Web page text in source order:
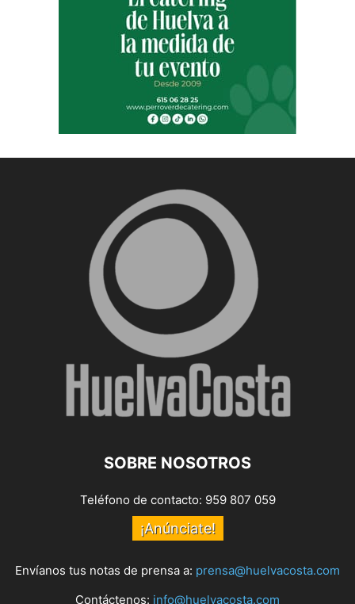
SOBRE NOSOTROS
Teléfono de contacto: 959 807 059
¡Anúnciate!
Envíanos tus notas de prensa a: prensa@huelvacosta.com
Contáctenos: info@huelvacosta.com